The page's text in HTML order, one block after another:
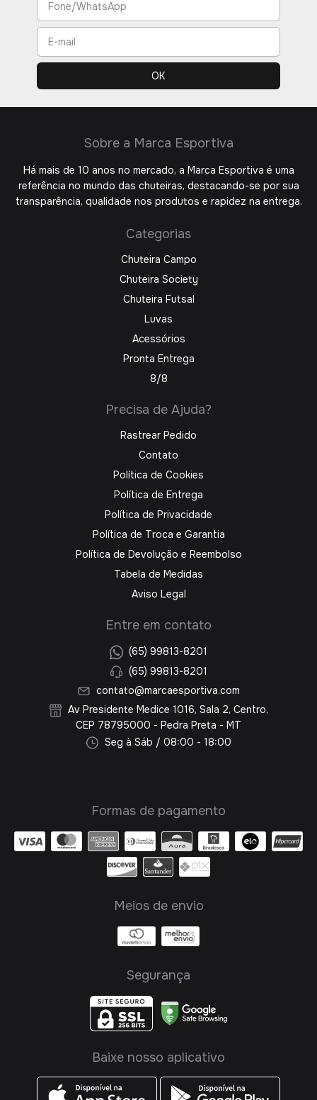
Sobre a Marca Esportiva
Há mais de 10 anos no mercado, a Marca Esportiva é uma
referência no mundo das chuteiras, destacando-se por sua
transparência, qualidade nos produtos e rapidez na entrega.
Categorias
Chuteira Campo
Chuteira Society
Chuteira Futsal
Luvas
Acessórios
Pronta Entrega
8/8
Precisa de Ajuda?
Rastrear Pedido
Contato
Política de Cookies
Política de Entrega
Política de Privacidade
Política de Troca e Garantia
Política de Devolução e Reembolso
Tabela de Medidas
Aviso Legal
Entre em contato
(65) 99813-8201
(65) 99813-8201
contato@marcaesportiva.com
Av Presidente Medice 1016, Sala 2, Centro,
CEP 78795000 - Pedra Preta - MT
Seg à Sáb / 08:00 - 18:00
Formas de pagamento
Meios de envio
Segurança
Baixe nosso aplicativo